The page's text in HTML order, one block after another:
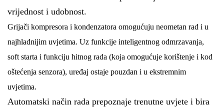
vrijednost i udobnost.
Grijači kompresora i kondenzatora omogućuju neometan rad i u
najhladnijim uvjetima. Uz funkcije inteligentnog odmrzavanja,
soft starta i funkciju hitnog rada (koja omogućuje korištenje i kod
oštećenja senzora), uređaj ostaje pouzdan i u ekstremnim
uvjetima.
Automatski način rada prepoznaje trenutne uvjete i bira